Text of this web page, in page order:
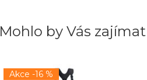
Mohlo by Vás zajímat
Akce -16 %